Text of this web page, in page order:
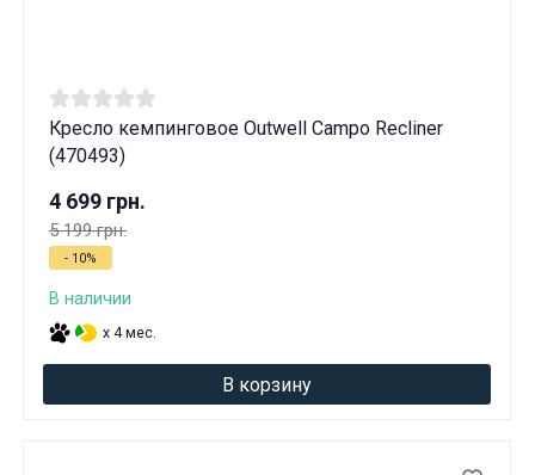
Кресло кемпинговое Outwell Campo Recliner
(470493)
4 699 грн.
5 199 грн.
- 10%
В наличии
x 4 мес.
В корзину